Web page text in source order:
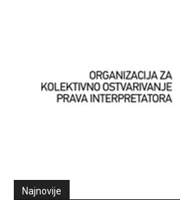
Najnovije